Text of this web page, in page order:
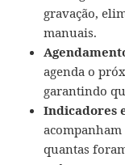
gravação,
manuais.
agenda o
garantindo
Indicadores
quantas